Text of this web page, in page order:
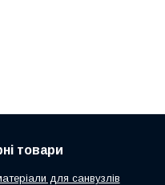
товари
для санвузлів